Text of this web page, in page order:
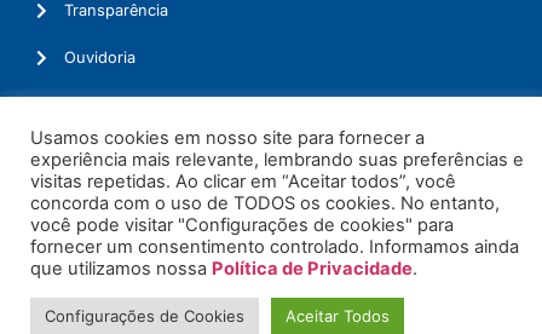
Transparência
Ouvidoria
© 2026. Todos os Direitos Reservados.
Usamos cookies em nosso site para fornecer a
experiência mais relevante, lembrando suas preferências e
visitas repetidas. Ao clicar em “Aceitar todos”, você
concorda com o uso de TODOS os cookies. No entanto,
você pode visitar "Configurações de cookies" para
fornecer um consentimento controlado. Informamos ainda
que utilizamos nossa Política de Privacidade.
Configurações de Cookies Aceitar Todos